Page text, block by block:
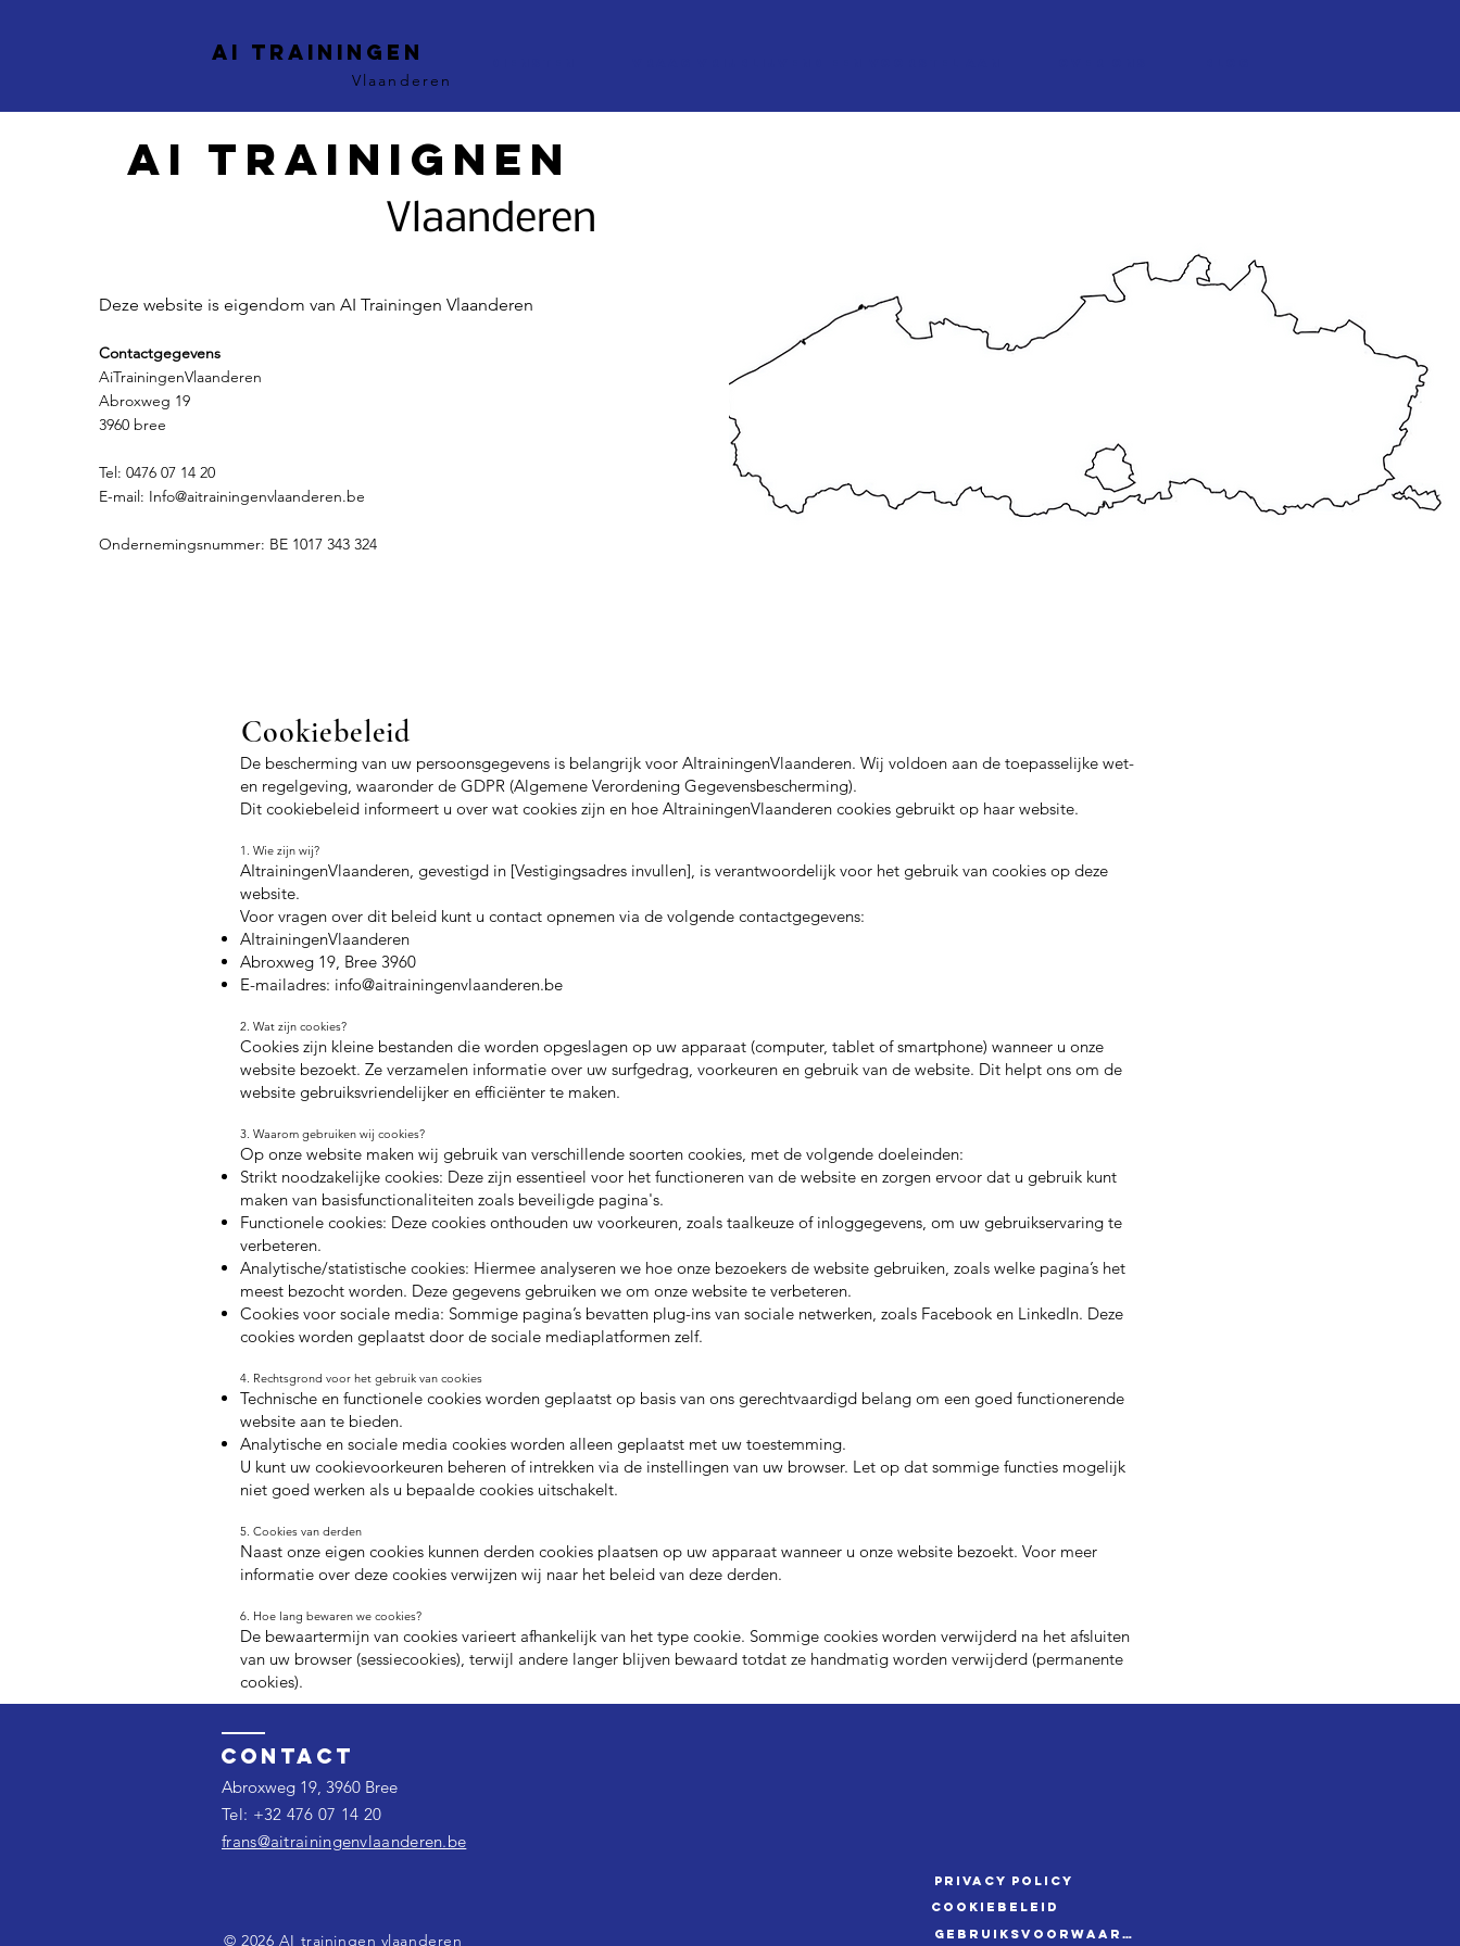
AI trainingen
Vlaanderen
Ai trainignen
Vlaanderen
Deze website is eigendom van AI Trainingen Vlaanderen
Contactgegevens
AiTrainingenVlaanderen
Abroxweg 19
3960 bree
Tel: 0476 07 14 20
E-mail: Info@aitrainingenvlaanderen.be
Ondernemingsnummer: BE 1017 343 324
Cookiebeleid
De bescherming van uw persoonsgegevens is belangrijk voor AItrainingenVlaanderen. Wij voldoen aan de toepasselijke wet-
en regelgeving, waaronder de GDPR (Algemene Verordening Gegevensbescherming).
Dit cookiebeleid informeert u over wat cookies zijn en hoe AItrainingenVlaanderen cookies gebruikt op haar website.
1. Wie zijn wij?
AItrainingenVlaanderen, gevestigd in [Vestigingsadres invullen], is verantwoordelijk voor het gebruik van cookies op deze
website.
Voor vragen over dit beleid kunt u contact opnemen via de volgende contactgegevens:
AItrainingenVlaanderen
Abroxweg 19, Bree 3960
E-mailadres: info@aitrainingenvlaanderen.be
2. Wat zijn cookies?
Cookies zijn kleine bestanden die worden opgeslagen op uw apparaat (computer, tablet of smartphone) wanneer u onze
website bezoekt. Ze verzamelen informatie over uw surfgedrag, voorkeuren en gebruik van de website. Dit helpt ons om de
website gebruiksvriendelijker en efficiënter te maken.
3. Waarom gebruiken wij cookies?
Op onze website maken wij gebruik van verschillende soorten cookies, met de volgende doeleinden:
Strikt noodzakelijke cookies: Deze zijn essentieel voor het functioneren van de website en zorgen ervoor dat u gebruik kunt
maken van basisfunctionaliteiten zoals beveiligde pagina's.
Functionele cookies: Deze cookies onthouden uw voorkeuren, zoals taalkeuze of inloggegevens, om uw gebruikservaring te
verbeteren.
Analytische/statistische cookies: Hiermee analyseren we hoe onze bezoekers de website gebruiken, zoals welke pagina’s het
meest bezocht worden. Deze gegevens gebruiken we om onze website te verbeteren.
Cookies voor sociale media: Sommige pagina’s bevatten plug-ins van sociale netwerken, zoals Facebook en LinkedIn. Deze
cookies worden geplaatst door de sociale mediaplatformen zelf.
4. Rechtsgrond voor het gebruik van cookies
Technische en functionele cookies worden geplaatst op basis van ons gerechtvaardigd belang om een goed functionerende
website aan te bieden.
Analytische en sociale media cookies worden alleen geplaatst met uw toestemming.
U kunt uw cookievoorkeuren beheren of intrekken via de instellingen van uw browser. Let op dat sommige functies mogelijk
niet goed werken als u bepaalde cookies uitschakelt.
5. Cookies van derden
Naast onze eigen cookies kunnen derden cookies plaatsen op uw apparaat wanneer u onze website bezoekt. Voor meer
informatie over deze cookies verwijzen wij naar het beleid van deze derden.
6. Hoe lang bewaren we cookies?
De bewaartermijn van cookies varieert afhankelijk van het type cookie. Sommige cookies worden verwijderd na het afsluiten
van uw browser (sessiecookies), terwijl andere langer blijven bewaard totdat ze handmatig worden verwijderd (permanente
cookies).
Contact
Abroxweg 19, 3960 Bree
Tel: +32 476 07 14 20​
frans@aitrainingenvlaanderen.be
© 2026 AI trainingen vlaanderen
Privacy policy
Cookiebeleid
Gebruiksvoorwaarden